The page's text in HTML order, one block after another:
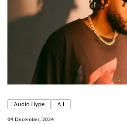
Audio Hype All
04 December, 2024